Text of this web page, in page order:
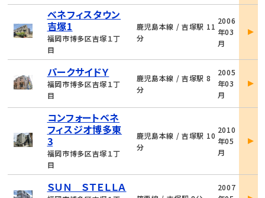
ベネフィスタウン
吉塚1
福岡市博多区吉塚１丁
目
鹿児島本線 / 吉塚駅 11
分
2006
年03
月
詳
パークサイドＹ
福岡市博多区吉塚１丁
目
鹿児島本線 / 吉塚駅 8
分
2005
年03
月
詳
コンフォートベネ
フィスジオ博多東
3
福岡市博多区吉塚１丁
目
鹿児島本線 / 吉塚駅 10
分
2010
年05
月
詳
ＳＵＮ ＳＴＥＬＬＡ
2007